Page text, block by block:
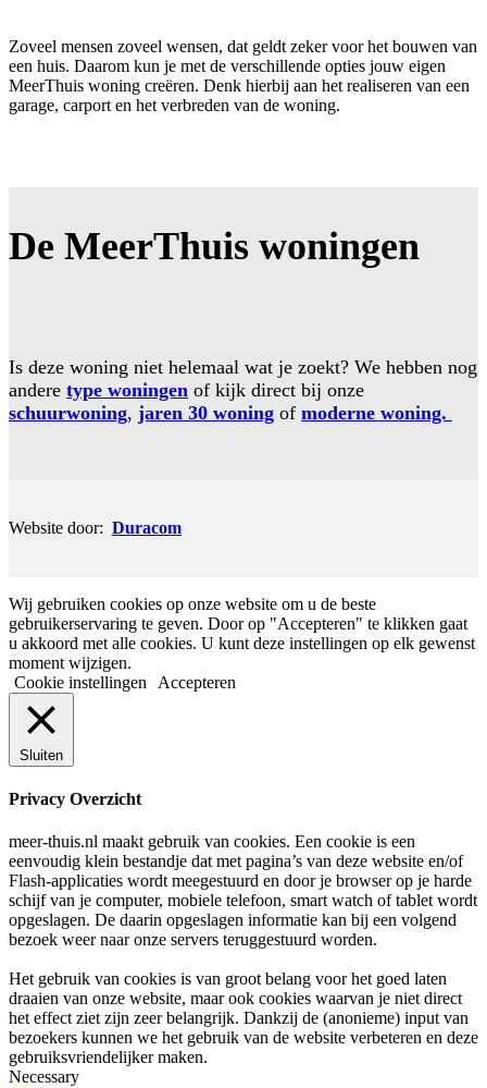
Zoveel mensen zoveel wensen, dat geldt zeker voor het bouwen van
een huis. Daarom kun je met de verschillende opties jouw eigen
MeerThuis woning creëren. Denk hierbij aan het realiseren van een
garage, carport en het verbreden van de woning.
De MeerThuis woningen
Is deze woning niet helemaal wat je zoekt? We hebben nog
andere type woningen of kijk direct bij onze
schuurwoning, jaren 30 woning of moderne woning.
Website door: Duracom
Wij gebruiken cookies op onze website om u de beste
gebruikerservaring te geven. Door op "Accepteren" te klikken gaat
u akkoord met alle cookies. U kunt deze instellingen op elk gewenst
moment wijzigen.
Cookie instellingen
Accepteren
Sluiten
Privacy Overzicht
meer-thuis.nl maakt gebruik van cookies. Een cookie is een
eenvoudig klein bestandje dat met pagina’s van deze website en/of
Flash-applicaties wordt meegestuurd en door je browser op je harde
schijf van je computer, mobiele telefoon, smart watch of tablet wordt
opgeslagen. De daarin opgeslagen informatie kan bij een volgend
bezoek weer naar onze servers teruggestuurd worden.
Het gebruik van cookies is van groot belang voor het goed laten
draaien van onze website, maar ook cookies waarvan je niet direct
het effect ziet zijn zeer belangrijk. Dankzij de (anonieme) input van
bezoekers kunnen we het gebruik van de website verbeteren en deze
gebruiksvriendelijker maken.
Necessary